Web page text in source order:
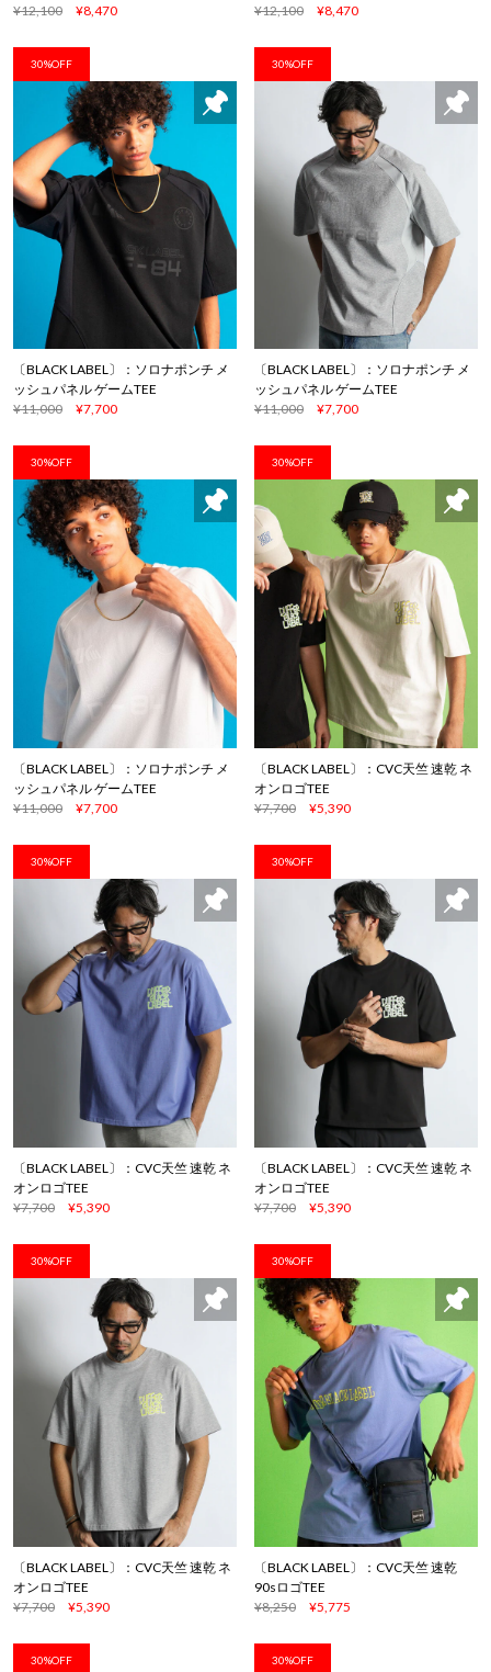
¥12,100
¥8,470
¥12,100
¥8,470
30%OFF
〔BLACK LABEL〕：ソロナポンチ メ
ッシュパネル ゲームTEE
¥11,000
¥7,700
30%OFF
〔BLACK LABEL〕：ソロナポンチ メ
ッシュパネル ゲームTEE
¥11,000
¥7,700
30%OFF
〔BLACK LABEL〕：ソロナポンチ メ
ッシュパネル ゲームTEE
¥11,000
¥7,700
30%OFF
〔BLACK LABEL〕：CVC天竺 速乾 ネ
オンロゴTEE
¥7,700
¥5,390
30%OFF
〔BLACK LABEL〕：CVC天竺 速乾 ネ
オンロゴTEE
¥7,700
¥5,390
30%OFF
〔BLACK LABEL〕：CVC天竺 速乾 ネ
オンロゴTEE
¥7,700
¥5,390
30%OFF
〔BLACK LABEL〕：CVC天竺 速乾 ネ
オンロゴTEE
¥7,700
¥5,390
30%OFF
〔BLACK LABEL〕：CVC天竺 速乾
90sロゴTEE
¥8,250
¥5,775
30%OFF 30%OFF